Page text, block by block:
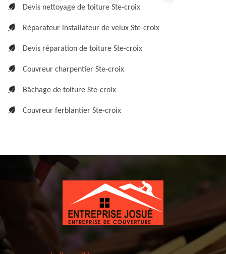
Devis nettoyage de toiture Ste-croix
Réparateur installateur de velux Ste-croix
Devis réparation de toiture Ste-croix
Couvreur charpentier Ste-croix
Bâchage de toiture Ste-croix
Couvreur ferblantier Ste-croix